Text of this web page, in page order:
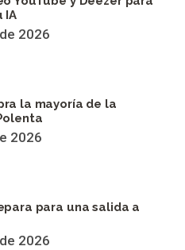
IA
2026
la mayoría de la
2026
para una salida a
2026